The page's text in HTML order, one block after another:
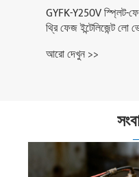
GYFK-Y250V স্প্লিট-
থ্রি ফেজ ইন্টেলিজেন্ট লো
আরো দেখুন >>